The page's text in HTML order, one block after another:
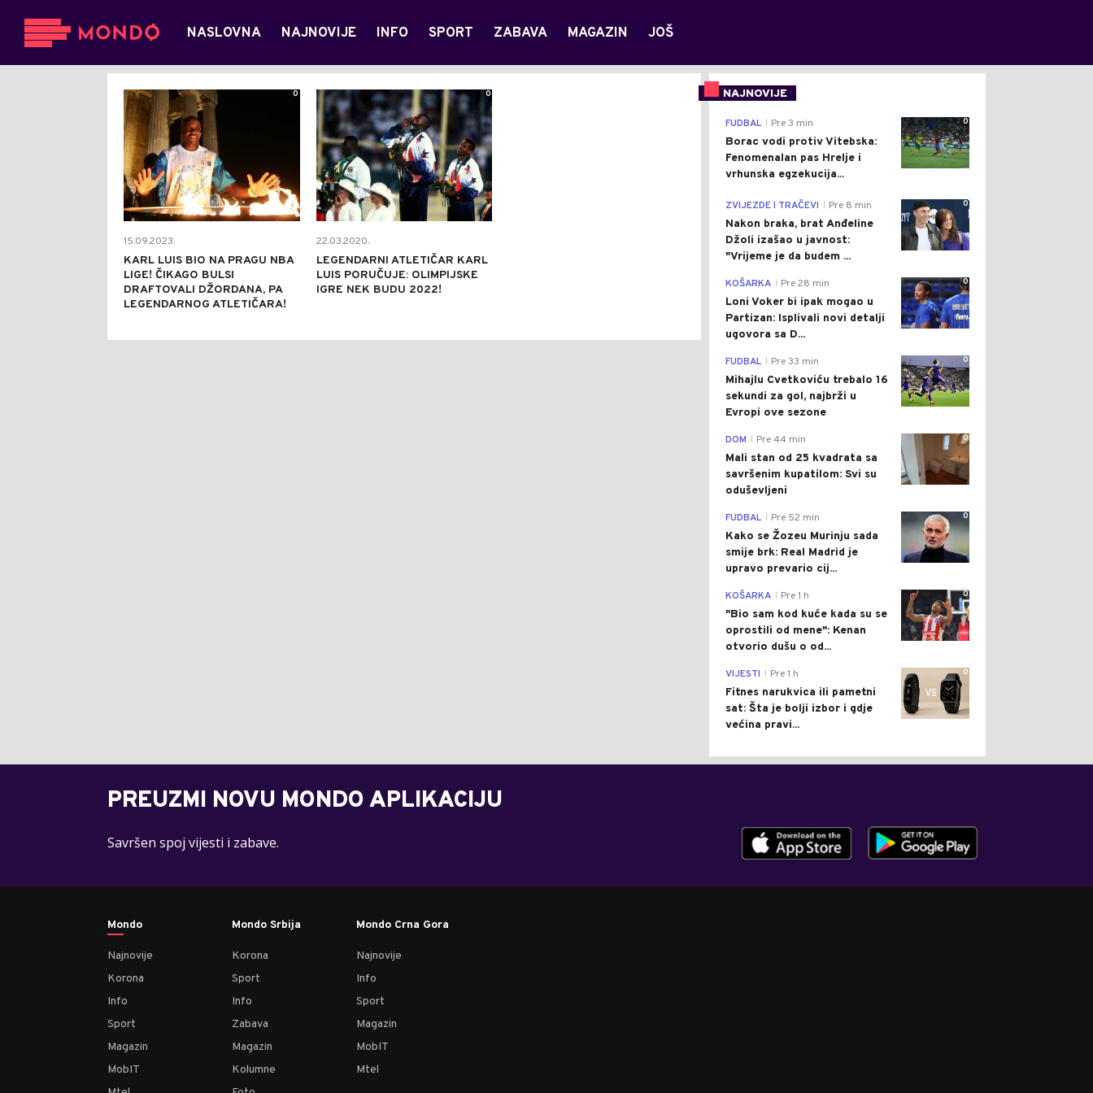
NASLOVNA NAJNOVIJE INFO SPORT ZABAVA MAGAZIN JOŠ
15.09.2023.
KARL LUIS BIO NA PRAGU NBA
LIGE! ČIKAGO BULSI
DRAFTOVALI DŽORDANA, PA
LEGENDARNOG ATLETIČARA!
0
22.03.2020.
LEGENDARNI ATLETIČAR KARL
LUIS PORUČUJE: OLIMPIJSKE
IGRE NEK BUDU 2022!
0 NAJNOVIJE
0
FUDBAL Pre 3 min
Borac vodi protiv Vitebska:
Fenomenalan pas Hrelje i
vrhunska egzekucija...
0
ZVIJEZDE I TRAČEVI Pre 8 min
Nakon braka, brat Anđeline
Džoli izašao u javnost:
"Vrijeme je da budem ...
0
KOŠARKA Pre 28 min
Loni Voker bi ipak mogao u
Partizan: Isplivali novi detalji
ugovora sa D...
0
FUDBAL Pre 33 min
Mihajlu Cvetkoviću trebalo 16
sekundi za gol, najbrži u
Evropi ove sezone
0
DOM Pre 44 min
Mali stan od 25 kvadrata sa
savršenim kupatilom: Svi su
oduševljeni
0
FUDBAL Pre 52 min
Kako se Žozeu Murinju sada
smije brk: Real Madrid je
upravo prevario cij...
0
KOŠARKA Pre 1 h
"Bio sam kod kuće kada su se
oprostili od mene": Kenan
otvorio dušu o od...
0
VIJESTI Pre 1 h
Fitnes narukvica ili pametni
sat: Šta je bolji izbor i gdje
većina pravi...
PREUZMI NOVU MONDO APLIKACIJU
Savršen spoj vijesti i zabave.
Mondo
Najnovije
Korona
Info
Sport
Magazin
MobIT
Mondo Srbija
Korona
Sport
Info
Zabava
Magazin
Kolumne
Mondo Crna Gora
Najnovije
Info
Sport
Magazin
MobIT
Mtel